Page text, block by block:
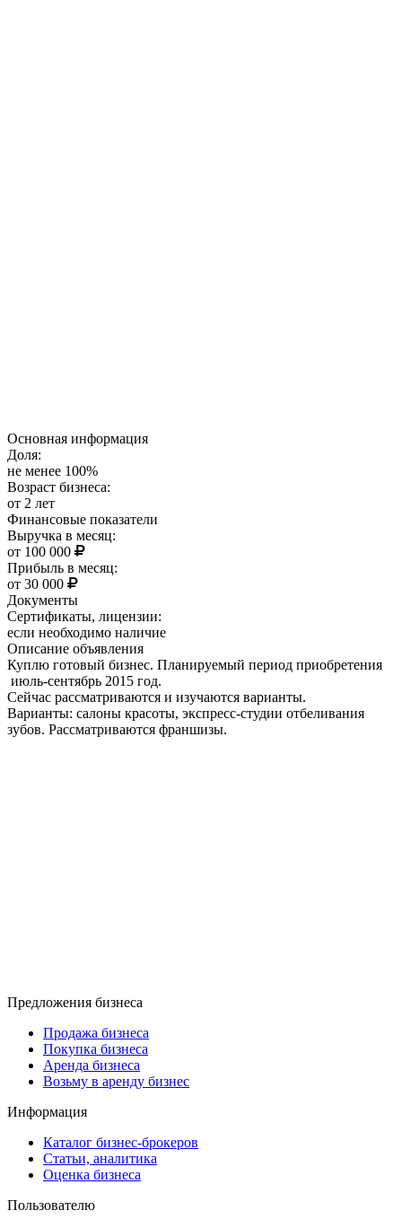
Основная информация
Доля:
не менее 100%
Возраст бизнеса:
от 2 лет
Финансовые показатели
Выручка в месяц:
от 100 000
Прибыль в месяц:
от 30 000
Документы
Сертификаты, лицензии:
если необходимо наличие
Описание объявления
Куплю готовый бизнес. Планируемый период приобретения
июль-сентябрь 2015 год.
Сейчас рассматриваются и изучаются варианты.
Варианты: салоны красоты, экспресс-студии отбеливания
зубов. Рассматриваются франшизы.
Предложения бизнеса
Продажа бизнеса
Покупка бизнеса
Аренда бизнеса
Возьму в аренду бизнес
Информация
Каталог бизнес-брокеров
Статьи, аналитика
Оценка бизнеса
Пользователю